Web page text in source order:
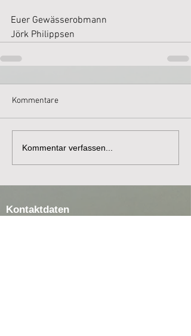
Euer Gewässerobmann
Jörk Philippsen
Kommentare
Kommentar verfassen...
Kontaktdaten